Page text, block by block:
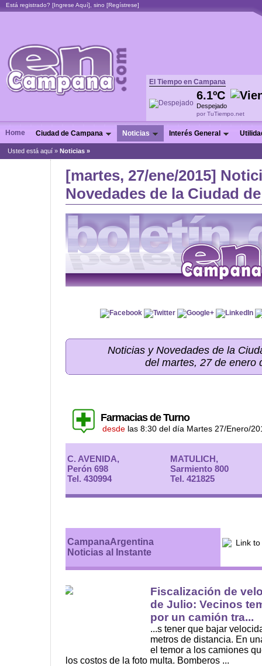
Está registrado? [Ingrese Aquí], sino [Regístrese]
El Tiempo en Campana
6.1ºC
Despejado
por TuTiempo.net
Home Ciudad de Campana Noticias Interés General
Usted está aquí » Noticias »
[martes, 27/ene/2015]
Novedades de la Ciudad
Noticias y Novedades de la
del martes, 27 de enero
Farmacias de Turno
desde las 8:30 del día Martes 27/Enero/
C. AVENIDA,
Perón 698
Tel. 430994
MATULICH,
Sarmiento 800
Tel. 421825
CampanaArgentina
Noticias al Instante
Fiscalización de
de Julio: Vecinos
por un camión tra...
...s tener que bajar
metros de distancia. En
el temor a los camiones
los costos de la foto multa. Bomberos ...